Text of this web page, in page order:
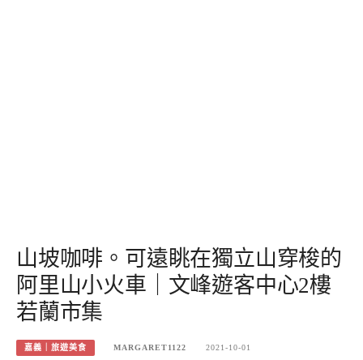
山坡咖啡。可遠眺在獨立山穿梭的
阿里山小火車｜文峰遊客中心2樓
若蘭市集
嘉義｜旅遊美食 MARGARET1122 2021-10-01